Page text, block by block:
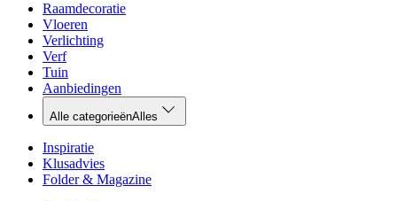
Raamdecoratie
Vloeren
Verlichting
Verf
Tuin
Aanbiedingen
Alle categorieënAlles
Inspiratie
Klusadvies
Folder & Magazine